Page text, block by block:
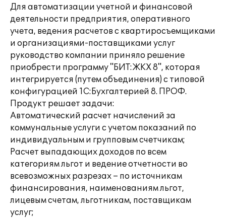
Для автоматизации учетной и финансовой
деятельности предприятия, оперативного
учета, ведения расчетов с квартиросъемщиками
и организациями-поставщиками услуг
руководство компании приняло решение
приобрести программу "БИТ:ЖКХ 8", которая
интегрируется (путем объединения) с типовой
конфигурацией 1С:Бухгалтерией 8. ПРОФ.
Продукт решает задачи:
Автоматический расчет начислений за
коммунальные услуги с учетом показаний по
индивидуальным и групповым счетчикам;
Расчет выпадающих доходов по всем
категориям льгот и ведение отчетности во
всевозможных разрезах – по источникам
финансирования, наименованиям льгот,
лицевым счетам, льготникам, поставщикам
услуг;